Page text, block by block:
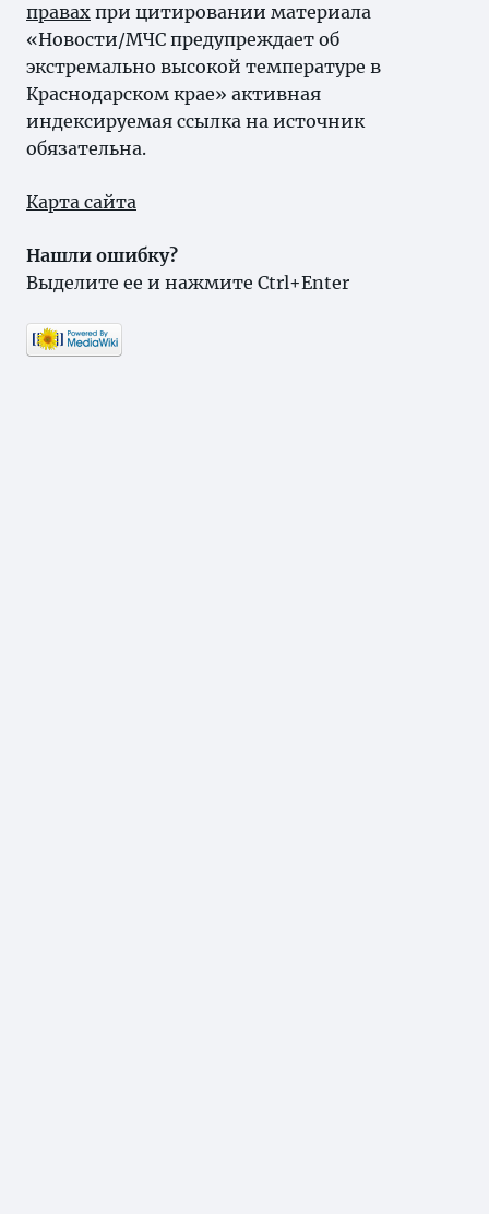
правах при цитировании материала
«Новости/МЧС предупреждает об
экстремально высокой температуре в
Краснодарском крае» активная
индексируемая ссылка на источник
обязательна.
Карта сайта
Нашли ошибку?
Выделите ее и нажмите Ctrl+Enter